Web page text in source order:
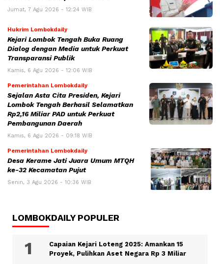
Jumat, 7 Agu 2026 - 12:24 WIB
Hukrim Lombokdaily
Kejari Lombok Tengah Buka Ruang
Dialog dengan Media untuk Perkuat
Transparansi Publik
Kamis, 6 Agu 2026 - 12:06 WIB
Pemerintahan Lombokdaily
Sejalan Asta Cita Presiden, Kejari
Lombok Tengah Berhasil Selamatkan
Rp2,16 Miliar PAD untuk Perkuat
Pembangunan Daerah
Kamis, 6 Agu 2026 - 09:18 WIB
Pemerintahan Lombokdaily
Desa Kerame Jati Juara Umum MTQH
ke-32 Kecamatan Pujut
Senin, 3 Agu 2026 - 10:36 WIB
LOMBOKDAILY POPULER
Capaian Kejari Loteng 2025: Amankan 15
Proyek, Pulihkan Aset Negara Rp 3 Miliar